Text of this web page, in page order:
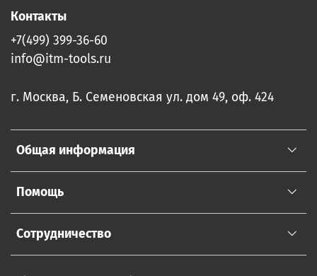
Общая информация
Помощь
Сотрудничество
Контакты
+7(499) 399-36-60
info@itm-tools.ru
г. Москва, Б. Семеновская ул. дом 49, оф. 424